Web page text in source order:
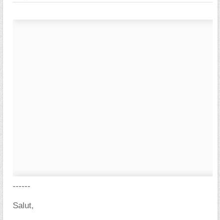
------
Salut,